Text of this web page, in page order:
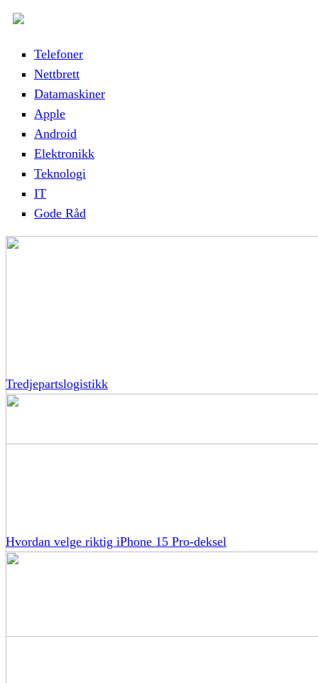
Telefoner
Nettbrett
Datamaskiner
Apple
Android
Elektronikk
Teknologi
IT
Gode Råd
Tredjepartslogistikk
Hvordan velge riktig iPhone 15 Pro-deksel